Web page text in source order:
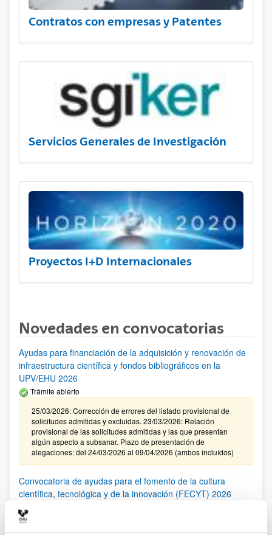
Contratos con empresas y Patentes
Servicios Generales de Investigación
Proyectos I+D Internacionales
Novedades en convocatorias
Ayudas para financiación de la adquisición y renovación de
infraestructura científica y fondos bibliográficos en la
UPV/EHU 2026
Trámite abierto
25/03/2026: Corrección de errores del listado provisional de
solicitudes admitidas y excluidas. 23/03/2026: Relación
provisional de las solicitudes admitidas y las que presentan
algún aspecto a subsanar. Plazo de presentación de
alegaciones: del 24/03/2026 al 09/04/2026 (ambos incluídos)
Convocatoria de ayudas para el fomento de la cultura
científica, tecnológica y de la innovación (FECYT) 2026